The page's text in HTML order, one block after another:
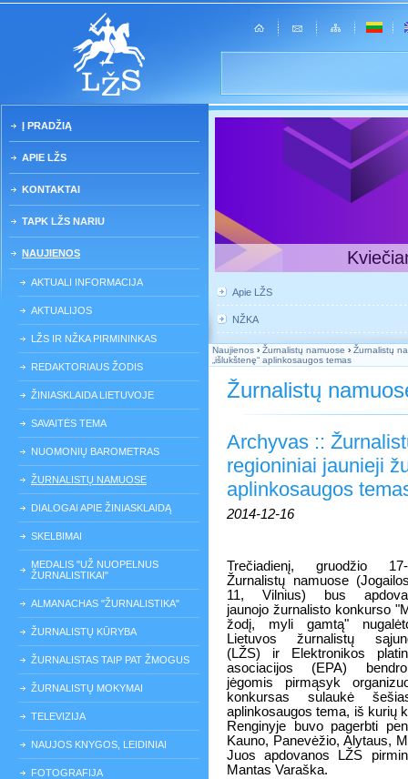
Į PRADŽIĄ
APIE LŽS
KONTAKTAI
TAPK LŽS NARIU
NAUJIENOS
AKTUALI INFORMACIJA
AKTUALIJOS
LŽS IR NŽKA PIRMININKAS
REDAKTORIAUS ŽODIS
ŽINIASKLAIDA LIETUVOJE
SAVAITĖS TEMA
NUOMONIŲ BAROMETRAS
ŽURNALISTŲ NAMUOSE
DIALOGAI APIE ŽINIASKLAIDĄ
SKELBIMAI
MEDALIS "UŽ NUOPELNUS
ŽURNALISTIKAI"
ALMANACHAS "ŽURNALISTIKA"
ŽURNALISTŲ KŪRYBA
ŽURNALISTAS TAIP PAT ŽMOGUS
ŽURNALISTŲ MOKYMAI
TELEVIZIJA
NAUJOS KNYGOS, LEIDINIAI
FOTOGRAFIJA
Apie LŽS
NŽKA
Naujienos › Žurnalistų namuose › Žurnalistų
„išlukštenę“ aplinkosaugos temas
Žurnalistų
Archyvas ::
regioniniai jaunieji
aplinkosaugos
2014-12-16
Trečiadienį, gruodžio 17-
Žurnalistų namuose
11, Vilnius) bus
jaunojo žurnalisto konkurso
žodį, myli gamtą"
Lietuvos žurnalistų
(LŽS) ir Elektronikos
asociacijos (EPA)
jėgomis pirmąsyk
konkursas sulaukė
aplinkosaugos tema, iš kurių
Renginyje buvo pagerbti
Kauno, Panevėžio, Alytaus,
Juos apdovanos LŽS
Mantas Varaška.